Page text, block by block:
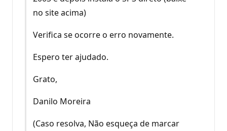
no site acima)
Verifica se ocorre o erro novamente.
Espero ter ajudado.
Grato,
Danilo Moreira
(Caso resolva, Não esqueça de marcar